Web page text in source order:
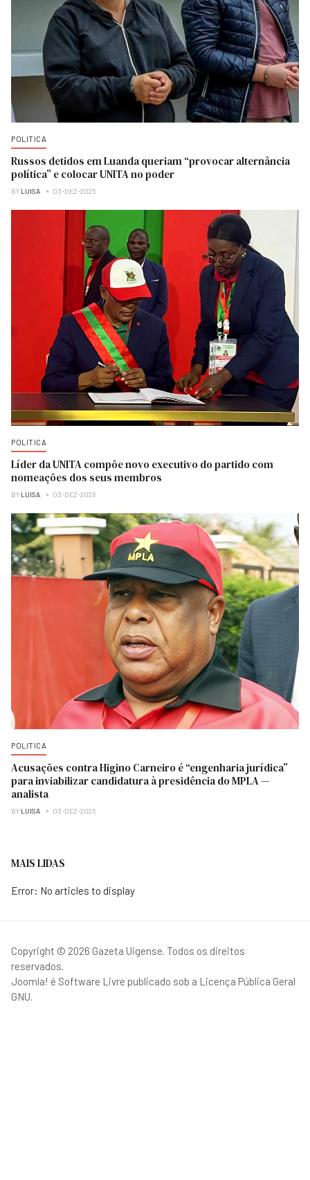
POLITICA
Russos detidos em Luanda queriam “provocar alternância
política” e colocar UNITA no poder
BY LUISA 03-DEZ-2025
POLITICA
Líder da UNITA compõe novo executivo do partido com
nomeações dos seus membros
BY LUISA 03-DEZ-2025
POLITICA
Acusações contra Higino Carneiro é “engenharia jurídica”
para inviabilizar candidatura à presidência do MPLA —
analista
BY LUISA 03-DEZ-2025
MAIS LIDAS
Error: No articles to display
Copyright © 2026 Gazeta Uigense. Todos os direitos
reservados.
Joomla! é Software Livre publicado sob a Licença Pública Geral
GNU.